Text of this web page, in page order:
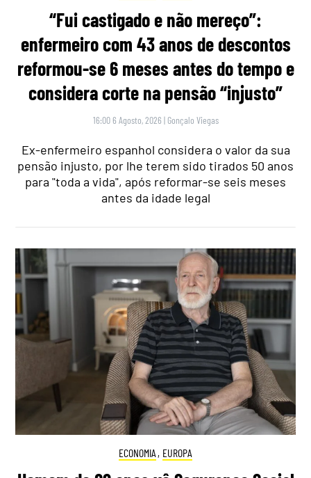
“Fui castigado e não mereço”:
enfermeiro com 43 anos de descontos
reformou-se 6 meses antes do tempo e
considera corte na pensão “injusto”
16:00 6 Agosto, 2026 | Gonçalo Viegas
Ex-enfermeiro espanhol considera o valor da sua
pensão injusto, por lhe terem sido tirados 50 anos
para "toda a vida", após reformar-se seis meses
antes da idade legal
ECONOMIA , EUROPA